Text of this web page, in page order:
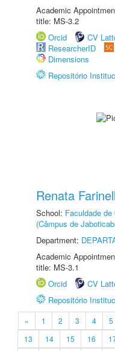
Academic
title: MS-3.2
Orcid
CV
ResearcherID
Dimensions
Repositório
Renata
School: Faculdade
(Câmpus de
Department:
Academic
title: MS-3.1
Orcid
CV
Repositório
« 1 2 3 4 5
13
14 15 16